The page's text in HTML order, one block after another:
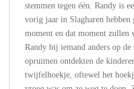
stemmen tegen één. Randy is
vorig jaar in Slagharen hebben
moment en dat moment zullen
Randy bij iemand anders op
opruimen ontdekten de
twijfelhoekje, oftewel het